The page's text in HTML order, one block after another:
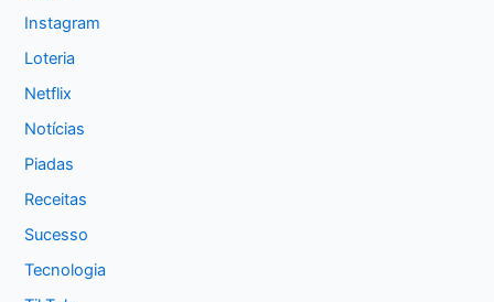
Instagram
Loteria
Netflix
Notícias
Piadas
Receitas
Sucesso
Tecnologia